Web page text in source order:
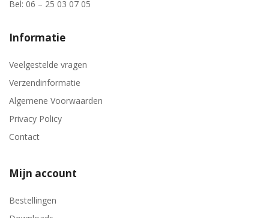
Bel: 06 – 25 03 07 05
Informatie
Veelgestelde vragen
Verzendinformatie
Algemene Voorwaarden
Privacy Policy
Contact
Mijn account
Bestellingen